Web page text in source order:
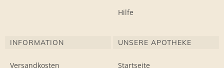
Hilfe
INFORMATION
Versandkosten
UNSERE APOTHEKE
Startseite